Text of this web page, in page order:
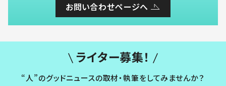
お問い合わせページへ
ライター募集！
“人”のグッドニュースの取材・執筆をしてみませんか？